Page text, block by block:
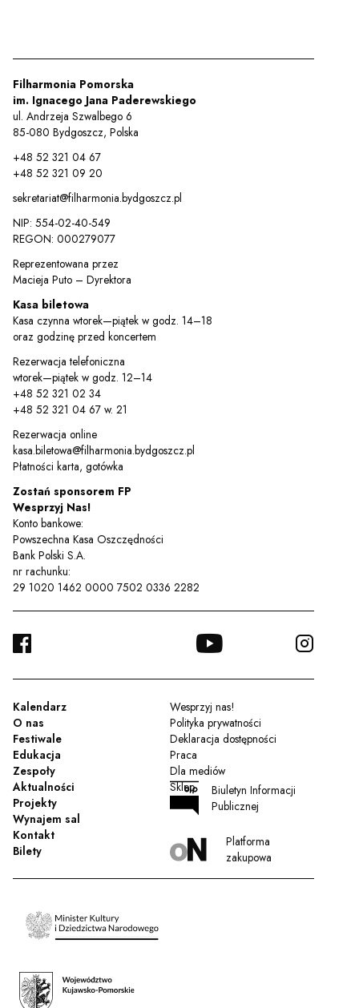
Filharmonia Pomorska
im. Ignacego Jana Paderewskiego
ul. Andrzeja Szwalbego 6
85-080 Bydgoszcz, Polska
+48 52 321 04 67
+48 52 321 09 20
sekretariat@filharmonia.bydgoszcz.pl
NIP: 554-02-40-549
REGON: 000279077
Reprezentowana przez
Macieja Puto – Dyrektora
Kasa biletowa
Kasa czynna wtorek—piątek w godz. 14–18
oraz godzinę przed koncertem
Rezerwacja telefoniczna
wtorek—piątek w godz. 12–14
+48 52 321 02 34
+48 52 321 04 67 w. 21
Rezerwacja online
kasa.biletowa@filharmonia.bydgoszcz.pl
Płatności karta, gotówka
Zostań sponsorem FP
Wesprzyj Nas!
Konto bankowe:
Powszechna Kasa Oszczędności
Bank Polski S.A.
nr rachunku:
29 1020 1462 0000 7502 0336 2282
FACEBOOK YOUTUBE
Kalendarz
O nas
Festiwale
Edukacja
Zespoły
Aktualności
Projekty
Wynajem sal
Kontakt
Bilety
Wesprzyj nas!
Polityka prywatności
Deklaracja dostępności
Praca
Dla mediów
Sklep
Biuletyn Informacji
Publicznej
Platforma
zakupowa